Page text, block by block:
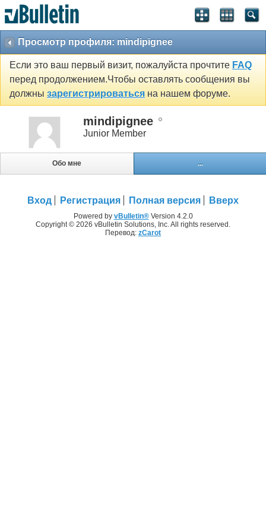
Просмотр профиля: mindipignee
Если это ваш первый визит, пожалуйста прочтите FAQ
перед продолжением.Чтобы оставлять сообщения вы
должны зарегистрироваться на нашем форуме.
mindipignee
Junior Member
Обо мне ...
Вход Регистрация Полная версия Вверх
Powered by vBulletin®Version 4.2.0
Copyright © 2026 vBulletin Solutions, Inc. All rights reserved.
Перевод: zCarot